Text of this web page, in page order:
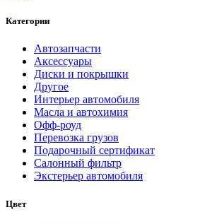
Категории
Автозапчасти
Аксессуары
Диски и покрышки
Другое
Интерьер автомобиля
Масла и автохимия
Офф-роуд
Перевозка грузов
Подарочный сертификат
Салонный фильтр
Экстерьер автомобиля
Цвет